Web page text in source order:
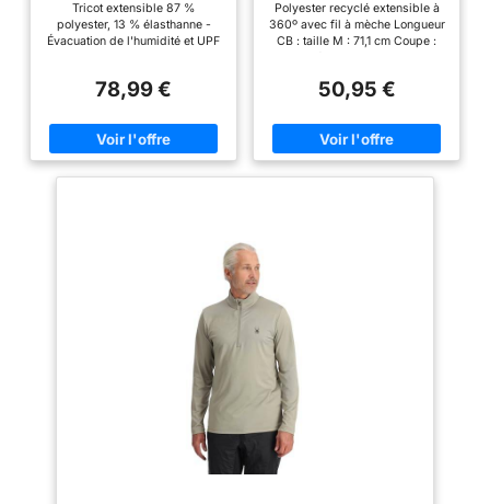
homme
Tricot extensible 87 %
polyester, 13 % élasthanne -
Évacuation de l'humidité et UPF
de casier intérieure
Taille M : 27 1/2 pouces
Fermeture éclair centrale YKK
sur le devant
78,99 €
homme
Polyester recyclé extensible à
360º avec fil à mèche Longueur
CB : taille M : 71,1 cm Coupe :
50,95 €